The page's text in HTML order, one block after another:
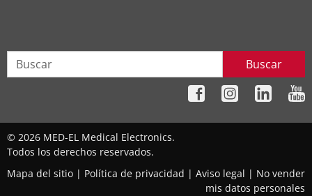
Buscar
© 2026 MED-EL Medical Electronics.
Todos los derechos reservados.
Mapa del sitio | Política de privacidad | Aviso legal | No vender
mis datos personales